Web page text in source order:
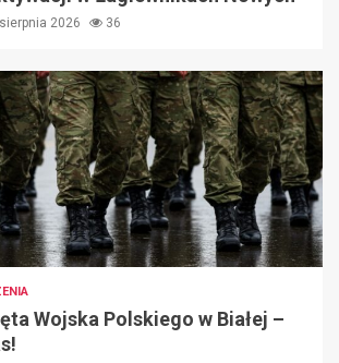
2026 36
Wojska Polskiego w Białej –